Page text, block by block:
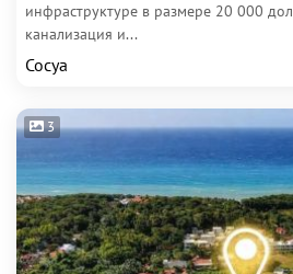
инфраструктуре в размере 20 000
канализация и...
Сосуа
3